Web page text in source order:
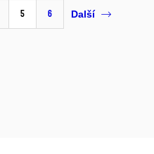
5 6 Další